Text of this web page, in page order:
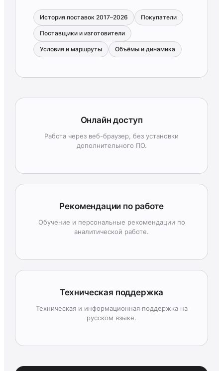
История поставок 2017–2026 Покупатели
Поставщики и изготовители
Условия и маршруты Объёмы и динамика
Онлайн доступ
Работа через веб-браузер, без установки
дополнительного ПО.
Рекомендации по работе
Обучение и персональные рекомендации по
аналитической работе.
Техническая поддержка
Техническая и информационная поддержка на
русском языке.